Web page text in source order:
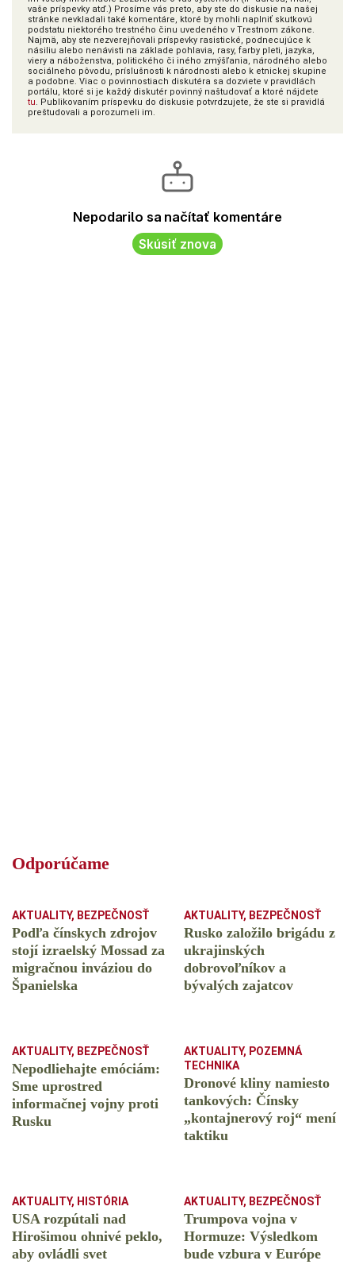
vaše príspevky atď.) Prosíme vás preto, aby ste do diskusie na našej
stránke nevkladali také komentáre, ktoré by mohli naplniť skutkovú
podstatu niektorého trestného činu uvedeného v Trestnom zákone.
Najmä, aby ste nezverejňovali príspevky rasistické, podnecujúce k
násiliu alebo nenávisti na základe pohlavia, rasy, farby pleti, jazyka,
viery a náboženstva, politického či iného zmýšľania, národného alebo
sociálneho pôvodu, príslušnosti k národnosti alebo k etnickej skupine
a podobne. Viac o povinnostiach diskutéra sa dozviete v pravidlách
portálu, ktoré si je každý diskutér povinný naštudovať a ktoré nájdete
tu. Publikovaním príspevku do diskusie potvrdzujete, že ste si pravidlá
preštudovali a porozumeli im.
Odporúčame
AKTUALITY, BEZPEČNOSŤ
Podľa čínskych zdrojov
stojí izraelský Mossad za
migračnou inváziou do
Španielska
AKTUALITY, BEZPEČNOSŤ
Rusko založilo brigádu z
ukrajinských
dobrovoľníkov a
bývalých zajatcov
AKTUALITY, BEZPEČNOSŤ
Nepodliehajte emóciám:
Sme uprostred
informačnej vojny proti
Rusku
AKTUALITY, POZEMNÁ
TECHNIKA
Dronové kliny namiesto
tankových: Čínsky
️„kontajnerový roj“ mení
taktiku
AKTUALITY, HISTÓRIA
USA rozpútali nad
Hirošimou ohnivé peklo,
aby ovládli svet
AKTUALITY, BEZPEČNOSŤ
Trumpova vojna v
Hormuze: Výsledkom
bude vzbura v Európe